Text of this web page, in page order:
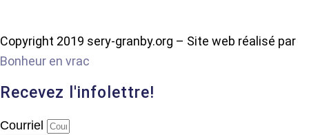
Copyright 2019 sery-granby.org – Site web réalisé par
Bonheur en vrac
Recevez l'infolettre!
Courriel